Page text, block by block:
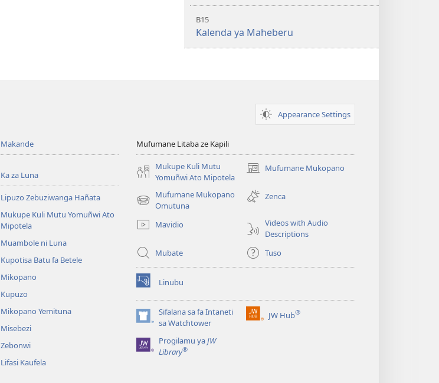
B15
Kalenda ya Maheberu
Appearance Settings
Makande
Ka za Luna
Lipuzo Zebuziwanga Hañata
Mukupe Kuli Mutu Yomuñwi Ato
Mipotela
Muambole ni Luna
Kupotisa Batu fa Betele
Mikopano
Kupuzo
Mikopano Yemituna
Misebezi
Zebonwi
Lifasi Kaufela
Mufumane Litaba ze Kapili
Mukupe Kuli Mutu
Yomuñwi Ato Mipotela
Mufumane Mukopano
(opens
window)
Mufumane Mukopano
Omutuna
(opens
window)
Zenca
Mavidio
Videos with Audio
Descriptions
Mubate
Tuso
Linubu
(opens
new
window)Sifalana sa fa Intaneti
sa Watchtower
(opens
window)
JW Hub®
(opens
Progilamu yaJW
Library®